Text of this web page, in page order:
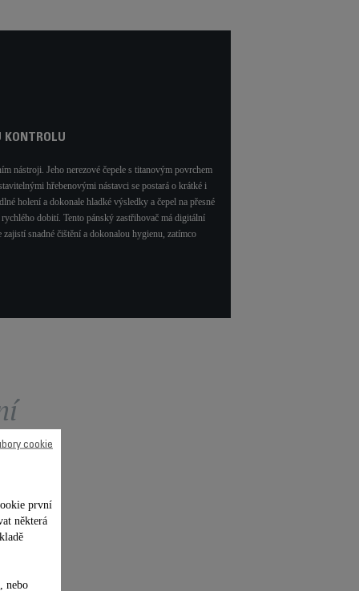
KONTROLU
nástroji. Jeho nerezové čepele s titanovým povrchem
hřebenovými nástavci se postará o krátké i
holení a dokonale hladké výsledky a čepel na přesné
dobití. Tento pánský zastřihovač má digitální
snadné čištění a dokonalou hygienu, zatímco
první
některá
nebo
cookie